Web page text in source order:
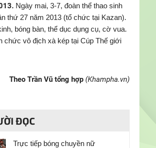
Ngày mai, 3-7, đoàn thể thao sinh
thứ 27 năm 2013 (tổ chức tại Kazan).
bóng bàn, thể dục dụng cụ, cờ vua.
vô địch xà kép tại Cúp Thế giới
Theo Trần Vũ tổng hợp (Khampha.vn)
ĐỌC
Trực tiếp bóng chuyền nữ